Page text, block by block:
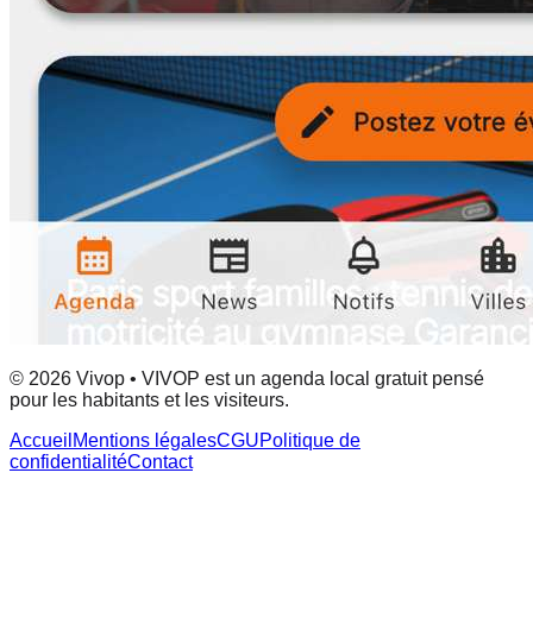
© 2026 Vivop • VIVOP est un agenda local gratuit pensé
pour les habitants et les visiteurs.
Accueil Mentions légalesCGUPolitique de
confidentialitéContact